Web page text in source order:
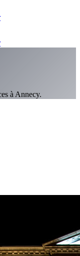
à Annecy.